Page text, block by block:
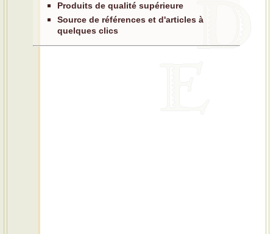
Produits de qualité supérieure
Source de références et d'articles à
quelques clics